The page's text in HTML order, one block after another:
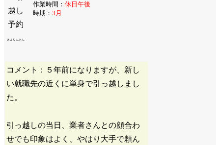
きよりんさん
作業時間： 休日午後
時期： 3月
コメント：５年前になりますが、新し
い就職先の近くに単身で引っ越しまし
た。
引っ越しの当日、業者さんとの顔合わ
せでも印象はよく、やはり大手で頼ん